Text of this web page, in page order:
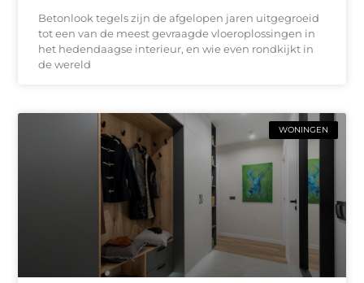
Betonlook tegels zijn de afgelopen jaren uitgegroeid
tot een van de meest gevraagde vloeroplossingen in
het hedendaagse interieur, en wie even rondkijkt in
de wereld
WONINGEN